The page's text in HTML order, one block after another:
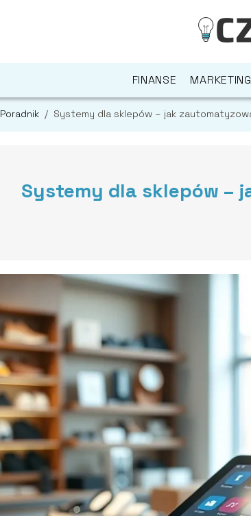
FINANSE MARKETING
Poradnik / Systemy dla sklepów – jak
Systemy dla sklepów –